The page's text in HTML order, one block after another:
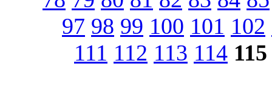
97 98 99 100 101 102
111 112 113 114 115